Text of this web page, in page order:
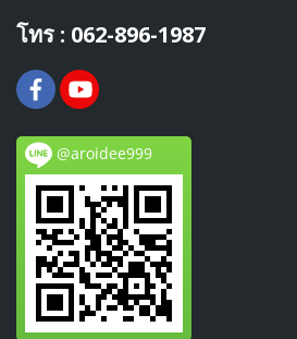
โทร : 062-896-1987
@aroidee999